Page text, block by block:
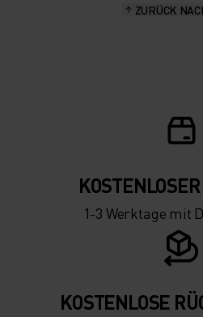
-5°
-15°
ZURÜCK
1-3 Werktage mit
KOSTENLOSE